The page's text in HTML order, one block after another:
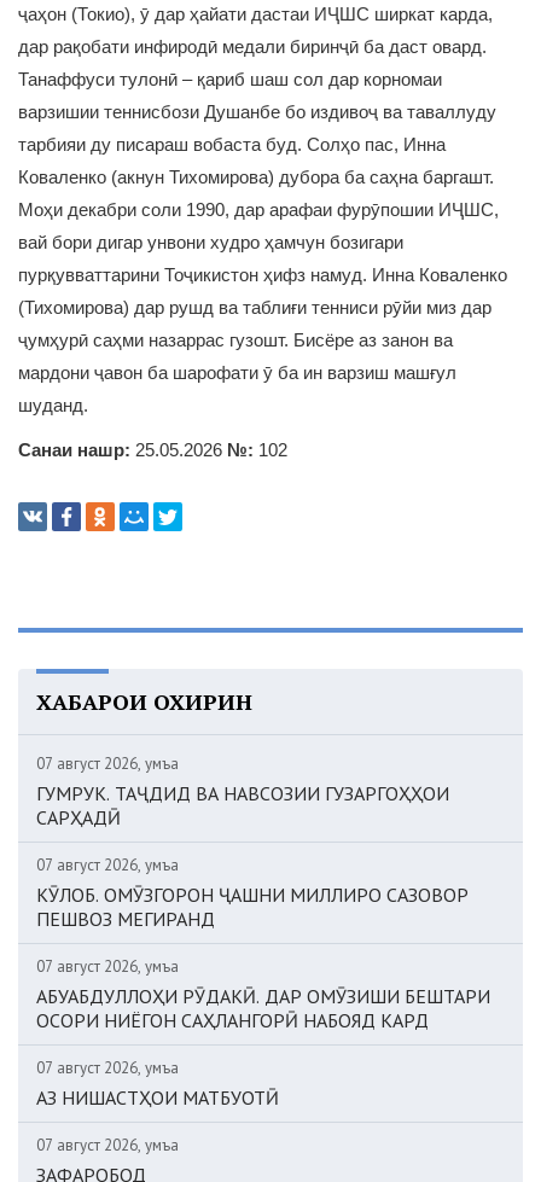
ҷаҳон (Токио), ӯ дар ҳайати дастаи ИҶШС ширкат карда,
дар рақобати инфиродӣ медали биринҷӣ ба даст овард.
Танаффуси тулонӣ – қариб шаш сол дар корномаи
варзишии теннисбози Душанбе бо издивоҷ ва таваллуду
тарбияи ду писараш вобаста буд. Солҳо пас, Инна
Коваленко (акнун Тихомирова) дубора ба саҳна баргашт.
Моҳи декабри соли 1990, дар арафаи фурӯпошии ИҶШС,
вай бори дигар унвони худро ҳамчун бозигари
пурқувваттарини Тоҷикистон ҳифз намуд. Инна Коваленко
(Тихомирова) дар рушд ва таблиғи тенниси рӯйи миз дар
ҷумҳурӣ саҳми назаррас гузошт. Бисёре аз занон ва
мардони ҷавон ба шарофати ӯ ба ин варзиш машғул
шуданд.
Санаи нашр: 25.05.2026 №: 102
ХАБАРҲОИ ОХИРИН
07 август 2026, Ҷумъа
ГУМРУК. ТАҶДИД ВА НАВСОЗИИ ГУЗАРГОҲҲОИ
САРҲАДӢ
07 август 2026, Ҷумъа
КӮЛОБ. ОМӮЗГОРОН ҶАШНИ МИЛЛИРО САЗОВОР
ПЕШВОЗ МЕГИРАНД
07 август 2026, Ҷумъа
АБУАБДУЛЛОҲИ РӮДАКӢ. ДАР ОМӮЗИШИ БЕШТАРИ
ОСОРИ НИЁГОН САҲЛАНГОРӢ НАБОЯД КАРД
07 август 2026, Ҷумъа
АЗ НИШАСТҲОИ МАТБУОТӢ
07 август 2026, Ҷумъа
ЗАФАРОБОД